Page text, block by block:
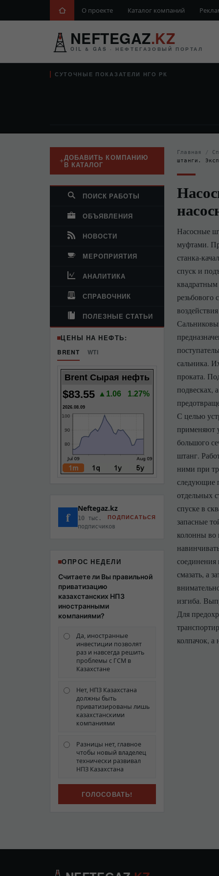
О проекте Каталог компаний
NEFTEGAZ.KZ
OIL & GAS · НЕФТЕГАЗОВЫЙ ПОРТАЛ
СУТОЧНЫЕ ПОКАЗАТЕЛИ НГО РК
ДОБАВИТЬ КОМПАНИЮ
В КАТАЛОГ
ПОИСК РАБОТЫ
ОБЪЯВЛЕНИЯ
НОВОСТИ
МЕРОПРИЯТИЯ
АНАЛИТИКА
СПРАВОЧНИК
ПОЛЕЗНЫЕ СТАТЬИ
ЦЕНЫ НА НЕФТЬ:
BRENT
WTI
Brent Сырая нефть
$83.55 ▲1.06 1.27%
2026.08.09
f Neftegaz.kz
10 тыс.
подписчиков
ПОДПИСАТЬСЯ
ОПРОС НЕДЕЛИ
Считаете ли Вы правильной
приватизацию
казахстанских НПЗ
иностранными
компаниями?
Да, иностранные
инвестиции позволят
раз и навсегда решить
проблемы с ГСМ в
Казахстане
Нет, НПЗ Казахстана
должны быть
приватизированы лишь
казахстанскими
компаниями
Разницы нет, главное
чтобы новый владелец
технически развивал
НПЗ Казахстана
Главная /
штанги.
Насосные
муфтами.
станка-
спуск и
сальника.
проката.
подвесках,
С целью
применяют
большого
штанг.
ними при
следующие
отдельных
спуске в
запасные
колонны во
соединения
смазать, а
изгиба.
Для
колпачок,